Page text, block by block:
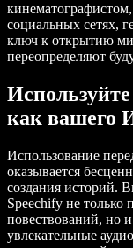
социальных сетях,
ключ к открытию
переопределяют
как вашего
Использование
оказывается
создания историй.
Speechify не только
повествований, но
увлекательные